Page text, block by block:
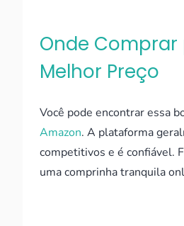
Onde Comprar
Melhor Preço
Você pode encontrar essa
Amazon. A plataforma
competitivos e é confiável.
uma comprinha tranquila